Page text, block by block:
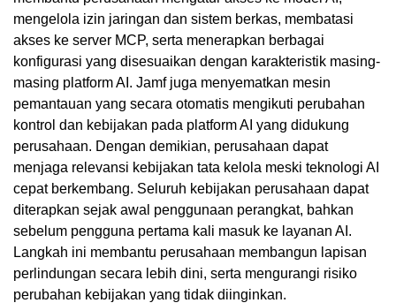
mengelola izin jaringan dan sistem berkas, membatasi
akses ke server MCP, serta menerapkan berbagai
konfigurasi yang disesuaikan dengan karakteristik masing-
masing platform AI. Jamf juga menyematkan mesin
pemantauan yang secara otomatis mengikuti perubahan
kontrol dan kebijakan pada platform AI yang didukung
perusahaan. Dengan demikian, perusahaan dapat
menjaga relevansi kebijakan tata kelola meski teknologi AI
cepat berkembang. Seluruh kebijakan perusahaan dapat
diterapkan sejak awal penggunaan perangkat, bahkan
sebelum pengguna pertama kali masuk ke layanan AI.
Langkah ini membantu perusahaan membangun lapisan
perlindungan secara lebih dini, serta mengurangi risiko
perubahan kebijakan yang tidak diinginkan.